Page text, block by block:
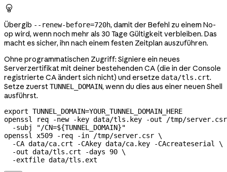

Übergib --renew-before=720h, damit der Befehl zu einem No-
op wird, wenn noch mehr als 30 Tage Gültigkeit verbleiben. Das
macht es sicher, ihn nach einem festen Zeitplan auszuführen.
Ohne programmatischen Zugriff: Signiere ein neues
Serverzertifikat mit deiner bestehenden CA (die in der Console
registrierte CA ändert sich nicht) und ersetze data/tls.crt.
Setze zuerst TUNNEL_DOMAIN, wenn du dies aus einer neuen Shell
ausführst.
export TUNNEL_DOMAIN=YOUR_TUNNEL_DOMAIN_HERE
openssl
req -new -key data/tls.key -out /tmp/server.csr
  -subj
"/CN=${TUNNEL_DOMAIN}"
openssl
x509 -req -in /tmp/server.csr \
  -CA
data/ca.crt -CAkey data/ca.key -CAcreateserial
\
  -out
data/tls.crt -days 90 \
  -extfile
data/tls.ext